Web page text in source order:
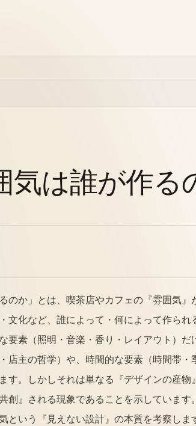
気は誰が作る
のか」とは、喫茶店やカフェの『雰囲気』
文化など、誰によって・何によって作られ
要素（照明・音楽・香り・レイアウト）だ
店主の哲学）や、時間的な要素（時間帯・
す。しかしそれは単なる『デザインの産物
創』される現象であることを示しています
という『見えない設計』の本質を考察しま